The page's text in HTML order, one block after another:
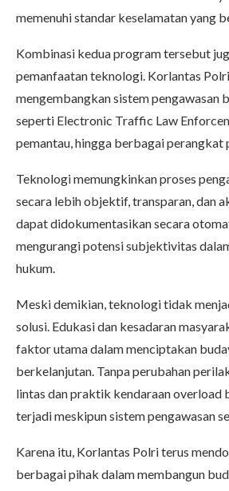
memenuhi standar keselamatan yang
Kombinasi kedua program tersebut
pemanfaatan teknologi. Korlantas
mengembangkan sistem pengawasan
seperti Electronic Traffic Law
pemantau, hingga berbagai perangkat
Teknologi memungkinkan proses
secara lebih objektif, transparan, dan
dapat didokumentasikan secara
mengurangi potensi subjektivitas
hukum.
Meski demikian, teknologi tidak
solusi. Edukasi dan kesadaran
faktor utama dalam menciptakan
berkelanjutan. Tanpa perubahan
lintas dan praktik kendaraan overload
terjadi meskipun sistem pengawasan
Karena itu, Korlantas Polri terus
berbagai pihak dalam membangun